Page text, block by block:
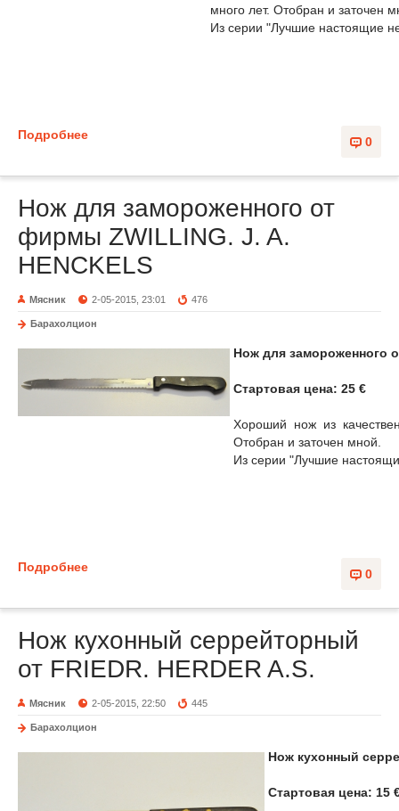
много лет. Отобран и заточен
Из серии "Лучшие настоящие
0
Подробнее
Нож для замороженного от
фирмы ZWILLING. J. A.
HENCKELS
Мясник 2-05-2015, 23:01 476
Барахолцион
Нож для замороженного
Стартовая цена: 25 €
Хороший нож из
Отобран и заточен мной.
Из серии "Лучшие
0
Подробнее
Нож кухонный серрейторный
от FRIEDR. HERDER A.S.
Мясник 2-05-2015, 22:50 445
Барахолцион
Нож кухонный
Стартовая цена: 15